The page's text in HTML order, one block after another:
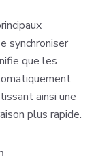
synchroniser
que les
ainsi une
plus rapide.